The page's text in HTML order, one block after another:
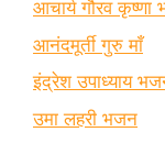
आचार्य गौरव कृष्णा
आनंदमूर्ती गुरु माँ
इंद्रेश उपाध्याय
उमा लहरी भजन